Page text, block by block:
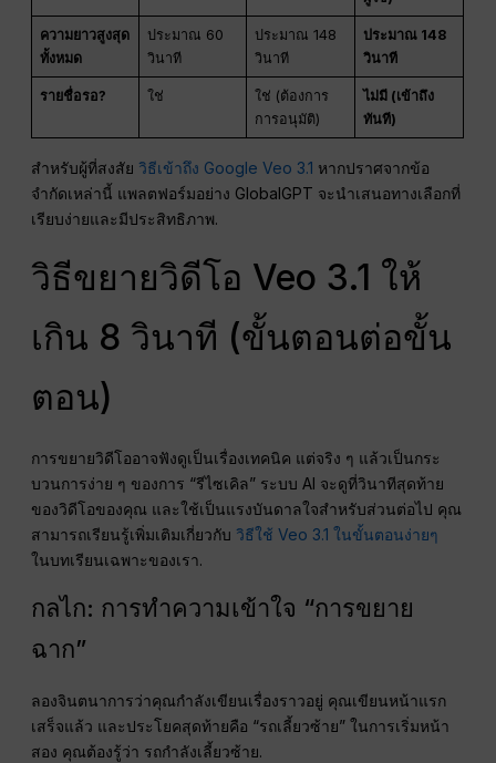
ความยาวสูงสุด
ทั้งหมด
ประมาณ 60
วินาที
ประมาณ 148
วินาที
ประมาณ 148
วินาที
รายชื่อรอ? ใช่
ใช่ (ต้องการ
การอนุมัติ)
ไม่มี (เข้าถึง
ทันที)
สำหรับผู้ที่สงสัย วิธีเข้าถึง Google Veo 3.1 หากปราศจากข้อ
จำกัดเหล่านี้ แพลตฟอร์มอย่าง GlobalGPT จะนำเสนอทางเลือกที่
เรียบง่ายและมีประสิทธิภาพ.
วิธีขยายวิดีโอ Veo 3.1 ให้
เกิน 8 วินาที (ขั้นตอนต่อขั้น
ตอน)
การขยายวิดีโออาจฟังดูเป็นเรื่องเทคนิค แต่จริง ๆ แล้วเป็นกระ
บวนการง่าย ๆ ของการ “รีไซเคิล” ระบบ AI จะดูที่วินาทีสุดท้าย
ของวิดีโอของคุณ และใช้เป็นแรงบันดาลใจสำหรับส่วนต่อไป คุณ
สามารถเรียนรู้เพิ่มเติมเกี่ยวกับ วิธีใช้ Veo 3.1 ในขั้นตอนง่ายๆ
ในบทเรียนเฉพาะของเรา.
กลไก: การทำความเข้าใจ “การขยาย
ฉาก”
ลองจินตนาการว่าคุณกำลังเขียนเรื่องราวอยู่ คุณเขียนหน้าแรก
เสร็จแล้ว และประโยคสุดท้ายคือ “รถเลี้ยวซ้าย” ในการเริ่มหน้า
สอง คุณต้องรู้ว่า รถกำลังเลี้ยวซ้าย.